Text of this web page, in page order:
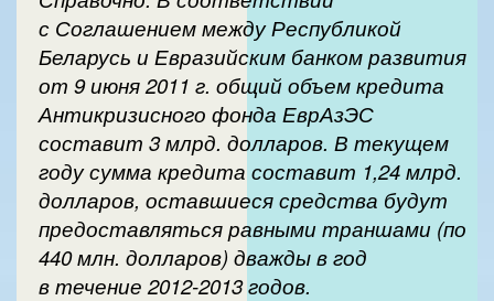
с Соглашением между Республикой
Беларусь и Евразийским банком развития
от 9 июня 2011 г. общий объем кредита
Антикризисного фонда ЕврАзЭС
составит 3 млрд. долларов. В текущем
году сумма кредита составит 1,24 млрд.
долларов, оставшиеся средства будут
предоставляться равными траншами (по
440 млн. долларов) дважды в год
в течение 2012-2013 годов.